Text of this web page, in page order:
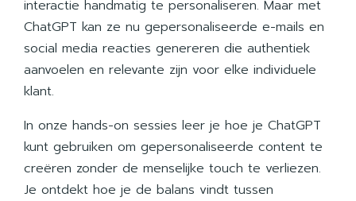
interactie handmatig te personaliseren. Maar met
ChatGPT kan ze nu gepersonaliseerde e-mails en
social media reacties genereren die authentiek
aanvoelen en relevante zijn voor elke individuele
klant.
In onze hands-on sessies leer je hoe je ChatGPT
kunt gebruiken om gepersonaliseerde content te
creëren zonder de menselijke touch te verliezen.
Je ontdekt hoe je de balans vindt tussen